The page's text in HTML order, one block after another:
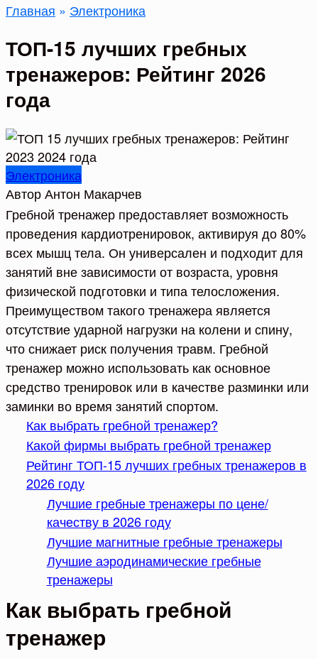
Главная » Электроника
ТОП-15 лучших гребных
тренажеров: Рейтинг 2026
года
Электроника
АвторАнтон Макарчев
Гребной тренажер предоставляет возможность
проведения кардиотренировок, активируя до 80%
всех мышц тела. Он универсален и подходит для
занятий вне зависимости от возраста, уровня
физической подготовки и типа телосложения.
Преимуществом такого тренажера является
отсутствие ударной нагрузки на колени и спину,
что снижает риск получения травм. Гребной
тренажер можно использовать как основное
средство тренировок или в качестве разминки или
заминки во время занятий спортом.
Как выбрать гребной тренажер?
Какой фирмы выбрать гребной тренажер
Рейтинг ТОП-15 лучших гребных тренажеров в
2026 году
Лучшие гребные тренажеры по цене/
качеству в 2026 году
Лучшие магнитные гребные тренажеры
Лучшие аэродинамические гребные
тренажеры
Как выбрать гребной
тренажер